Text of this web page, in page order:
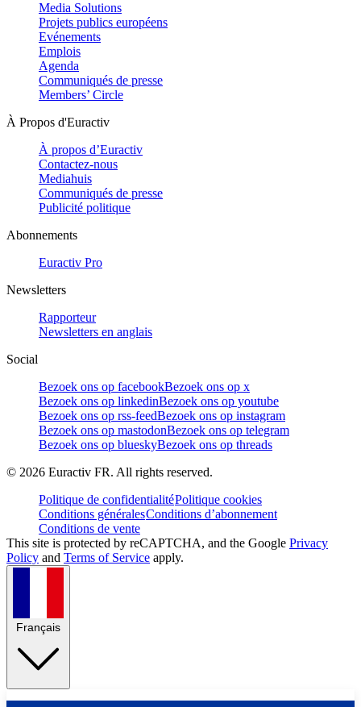
Media Solutions
Projets publics européens
Evénements
Emplois
Agenda
Communiqués de presse
Members’ Circle
À Propos d'Euractiv
À propos d’Euractiv
Contactez-nous
Mediahuis
Communiqués de presse
Publicité politique
Abonnements
Euractiv Pro
Newsletters
Rapporteur
Newsletters en anglais
Social
Bezoek ons op facebookBezoek ons op x
Bezoek ons op linkedinBezoek ons op youtube
Bezoek ons op rss-feedBezoek ons op instagram
Bezoek ons op mastodonBezoek ons op telegram
Bezoek ons op blueskyBezoek ons op threads
© 2026 Euractiv FR. All rights reserved.
Politique de confidentialitéPolitique cookies
Conditions généralesConditions d’abonnement
Conditions de vente
This site is protected by reCAPTCHA, and the Google Privacy
Policy and Terms of Service apply.
Français